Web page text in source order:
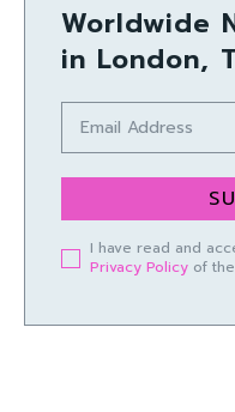
Worldwide
in London,
I have read and
Privacy Policy of